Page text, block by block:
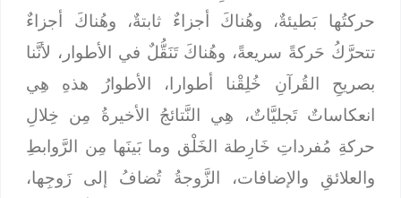
حركتُها بَطيئةٌ، وهُناكَ أجزاءٌ ثابتةٌ، وهُناكَ أجزاءٌ
تتحرَّكُ حَركةً سريعةً، وهُناكَ تَنَقُّلٌ في الأطوار، لأنَّنا
بصريحِ القُرآنِ خُلِقْنا أطوارا، الأطوارُ هذهِ هِي
انعكاساتٌ تَجليَّاتٌ، هِي النَّتائجُ الأخيرةُ مِن خِلالِ
حركةِ مُفرداتِ خَارِطة الخَلْق وما بَينَها مِن الرَّوابطِ
والعلائقِ والإضافات، الزَّوجةُ تُضافُ إلى زَوجِها،